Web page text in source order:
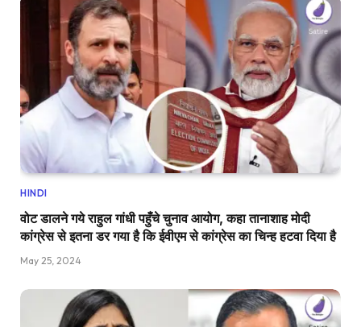
HINDI
वोट डालने गये राहुल गांधी पहुँचे चुनाव आयोग, कहा तानाशाह मोदी
कांग्रेस से इतना डर गया है कि ईवीएम से कांग्रेस का चिन्ह हटवा दिया है
May 25, 2024